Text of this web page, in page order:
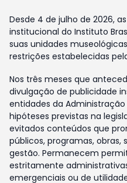
Desde 4 de julho de 2026,
institucional do Instituto
suas unidades
restrições estabelecidas
Nos três meses que
divulgação de publicidade
entidades da Administração
hipóteses previstas na
evitados conteúdos que
públicos, programas, obras,
gestão. Permanecem
estritamente
emergenciais ou de